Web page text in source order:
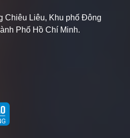
Chiêu Liêu, Khu phố Đông
Phố Hồ Chí Minh.